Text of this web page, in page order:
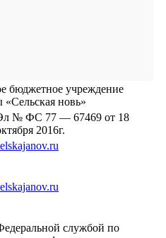
бюджетное учреждение
«Сельская новь»
№ ФС 77 — 67469 от 18
2016г.
службой по